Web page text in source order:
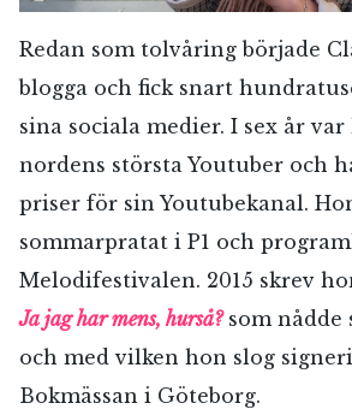
Redan som tolvåring började
blogga och fick snart
sina sociala medier. I sex år
nordens största Youtuber och
priser för sin Youtubekanal.
sommarpratat i P1 och
Melodifestivalen. 2015 skrev
Ja jag har mens, hurså?som nådde
och med vilken hon slog
Bokmässan i Göteborg.